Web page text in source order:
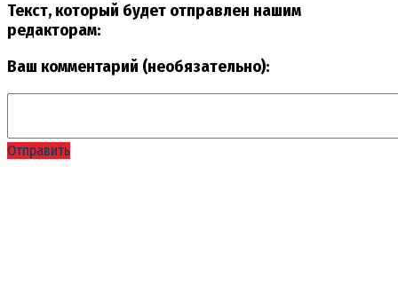
Текст, который будет отправлен нашим
редакторам:
Ваш комментарий (необязательно):
Отправить